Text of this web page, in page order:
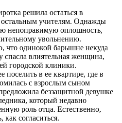
решила остаться в
остальным учителям. Однажды
непоправимую оплошность,
увольнению.
что одинокой барышне некуда
влиятельная женщина,
городской клиники.
поселить в ее квартире, где в
с взрослым сыном
беззащитной девушке
который недавно
роль отца. Естественно,
как согласиться.